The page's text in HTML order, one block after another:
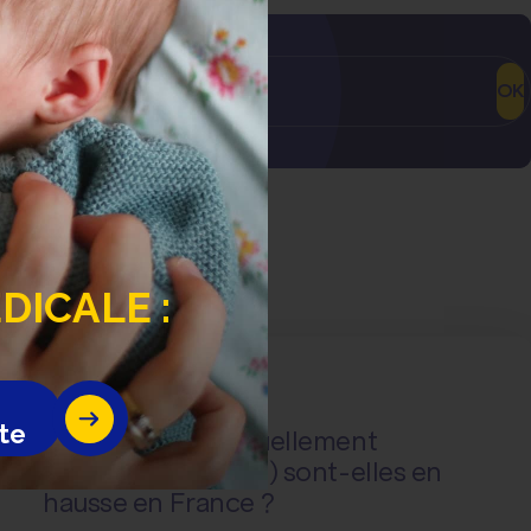
OK
Les infections sexuellement
transmissibles (IST) sont-elles en
hausse en France ?
ActualitéQuestions de santé
: